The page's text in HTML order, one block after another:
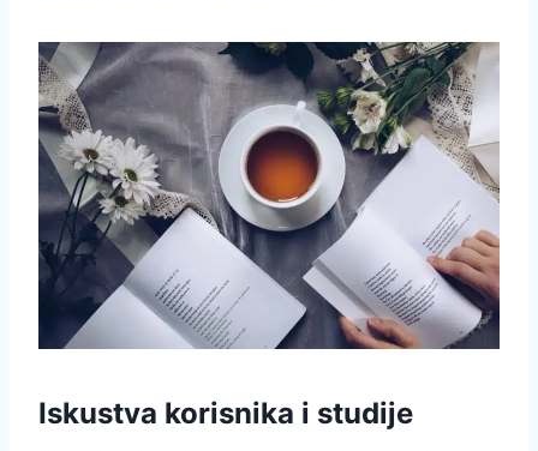
Iskustva korisnika i studije